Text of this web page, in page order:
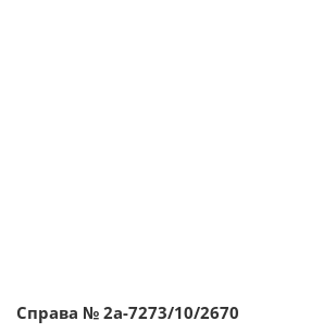
Справа № 2а-7273/10/2670